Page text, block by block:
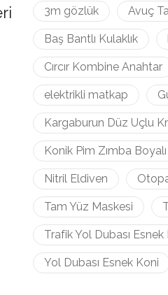
3m gözlük Avuç
Baş Bantlı Kulaklık
Cırcır Kombine Anahtar
elektrikli matkap
Kargaburun Düz Uçlu
Konik Pim Zımba Boyalı
Nitril Eldiven
Tam Yüz Maskesi
Trafik Yol Dubası Esnek
Yol Dubası Esnek Koni